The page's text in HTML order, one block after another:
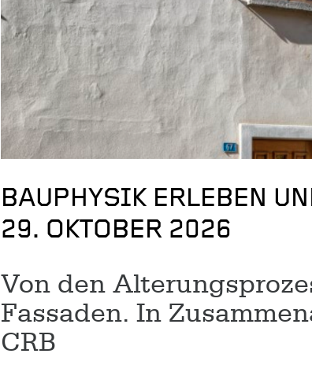
BAUPHYSIK ERLEBEN
29. OKTOBER 2026
Von den
Fassaden. In
CRB